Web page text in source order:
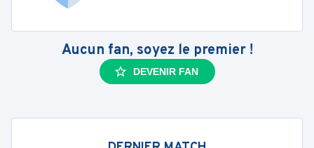
Aucun fan, soyez le premier !
DEVENIR FAN